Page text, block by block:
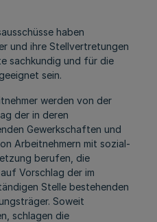
haben
und ihre Stellvertretungen
sachkundig und für die
sein.
werden von der
der in deren
Gewerkschaften und
Arbeitnehmern mit sozial-
berufen, die
Vorschlag der im
Stelle bestehenden
Soweit
schlagen die